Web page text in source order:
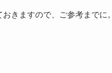
きますので、ご参考までに。